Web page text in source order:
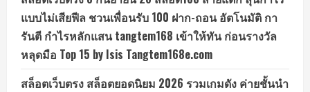
แบบไม่เสียฟีล ชวนเพื่อนรับ 100 ฝาก-ถอน อัตโนมัติ กา
รันตี กำไรหลักแสน tangtem168 เข้าให้ทัน ก่อนรางวัล
หลุดมือ Top 15 by Isis Tangtem168e.com
สล็อตเว็บตรง สล็อตยอดนิยม 2026 รวมเกมดัง ค่ายชั้นนำ